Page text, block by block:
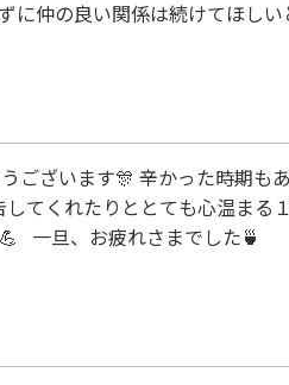
に仲の良い関係は続けてほし
ございます🎊 辛かった時期も
てくれたりととても心温まる
一旦、お疲れさまでした🍵